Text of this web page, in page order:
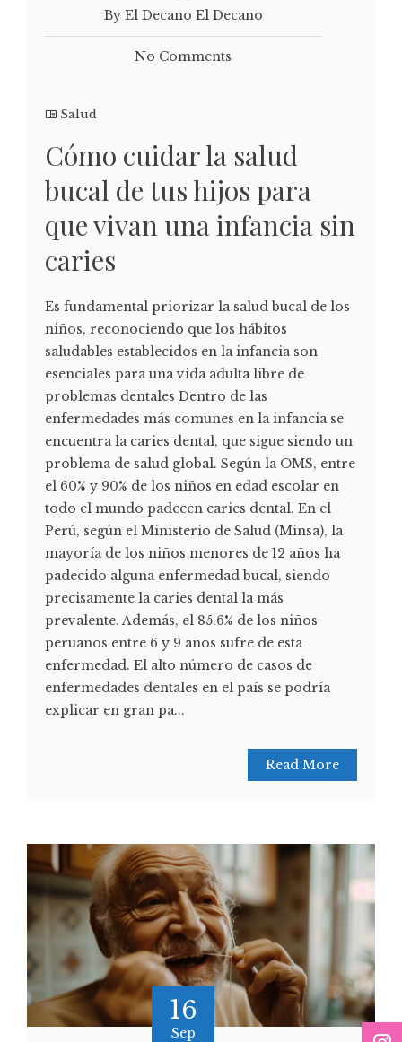
By El Decano El Decano
No Comments
Salud
Cómo cuidar la salud
bucal de tus hijos para
que vivan una infancia sin
caries
Es fundamental priorizar la salud bucal de los
niños, reconociendo que los hábitos
saludables establecidos en la infancia son
esenciales para una vida adulta libre de
problemas dentales Dentro de las
enfermedades más comunes en la infancia se
encuentra la caries dental, que sigue siendo un
problema de salud global. Según la OMS, entre
el 60% y 90% de los niños en edad escolar en
todo el mundo padecen caries dental. En el
Perú, según el Ministerio de Salud (Minsa), la
mayoría de los niños menores de 12 años ha
padecido alguna enfermedad bucal, siendo
precisamente la caries dental la más
prevalente. Además, el 85.6% de los niños
peruanos entre 6 y 9 años sufre de esta
enfermedad. El alto número de casos de
enfermedades dentales en el país se podría
explicar en gran pa...
Read More
16
Sep